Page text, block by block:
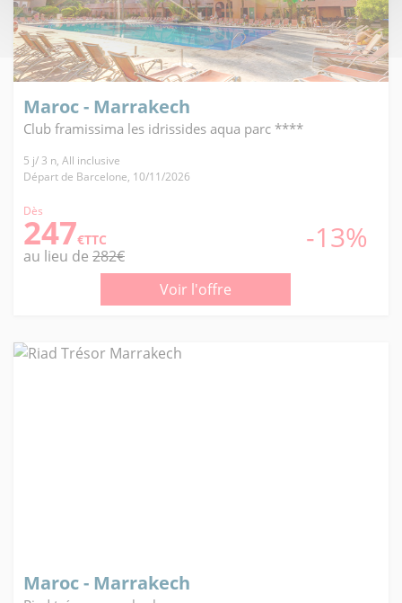
Maroc - Marrakech
Club framissima les idrissides aqua parc ****
5 j/ 3 n, All inclusive
Départ de Barcelone, 10/11/2026
Dès
247€TTC -13%
au lieu de 282€
Voir l'offre
Maroc - Marrakech